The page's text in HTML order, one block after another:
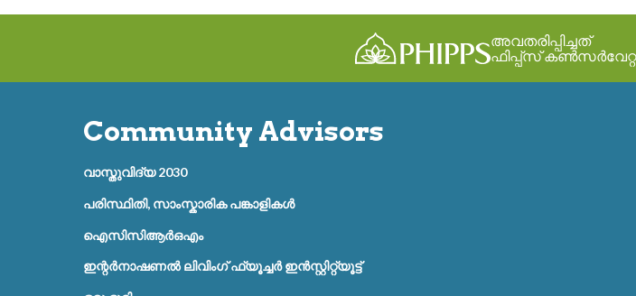
അവതരിപ്പിച്ചത്
ഫിപ്പ്സ്
Community Advisors
വാസ്തുവിദ്യ 2030
പരിസ്ഥിതി, സാംസ്കാരിക പങ്കാളികൾ
ഐസിസിആർഒഎം
ഇന്റർനാഷണൽ ലിവിംഗ് ഫ്യൂച്ചർ ഇൻസ്റ്റിറ്റ്യൂട്ട്